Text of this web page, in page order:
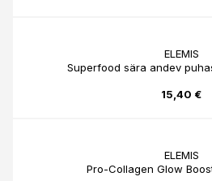
ELEMIS
Superfood sära andev
15,40 €
ELEMIS
Pro-Collagen Glow